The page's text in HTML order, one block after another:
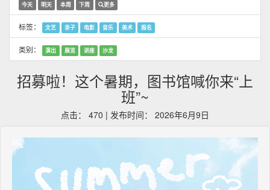
今天 明天 本周 下周 更多
标签： 文艺 亲子 电影 音乐 美术 报名
类别： 演出 展览 讲座 沙龙
招募啦！这个暑期，图书馆喊你来“上
班”~
点击： 470 | 发布时间： 2026年6月9日